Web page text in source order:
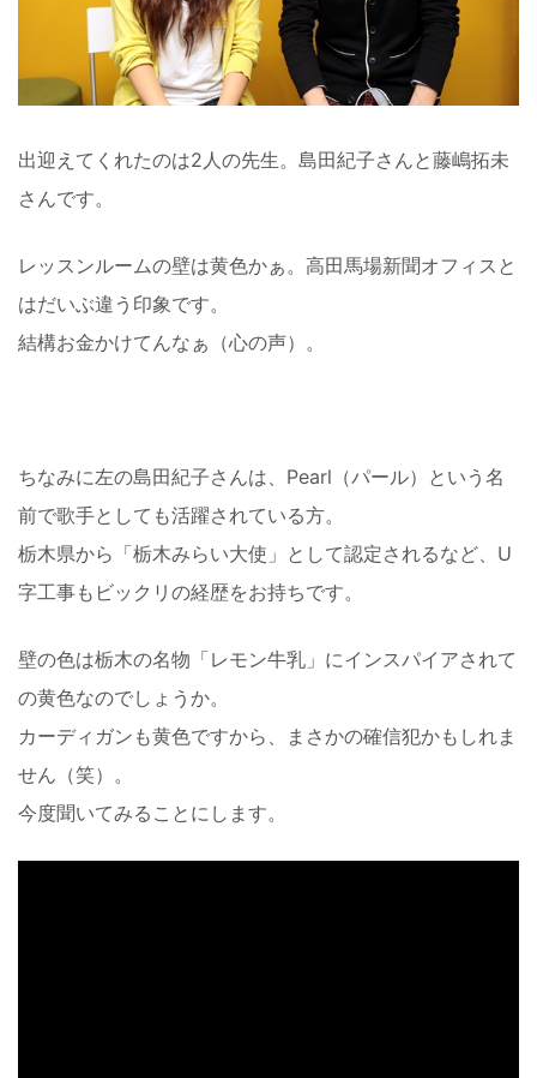
出迎えてくれたのは2人の先生。島田紀子さんと藤嶋拓未
さんです。
レッスンルームの壁は黄色かぁ。高田馬場新聞オフィスと
はだいぶ違う印象です。
結構お金かけてんなぁ（心の声）。
ちなみに左の島田紀子さんは、Pearl（パール）という名
前で歌手としても活躍されている方。
栃木県から「栃木みらい大使」として認定されるなど、U
字工事もビックリの経歴をお持ちです。
壁の色は栃木の名物「レモン牛乳」にインスパイアされて
の黄色なのでしょうか。
カーディガンも黄色ですから、まさかの確信犯かもしれま
せん（笑）。
今度聞いてみることにします。